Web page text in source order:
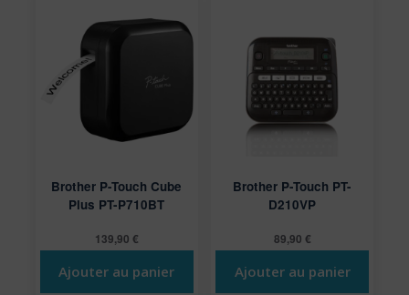
Brother P-Touch Cube
Plus PT-P710BT
139,90 €
Ajouter au panier
Brother P-Touch PT-
D210VP
89,90 €
Ajouter au panier